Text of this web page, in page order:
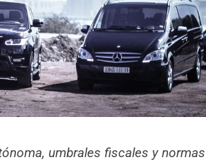
umbrales fiscales y normas